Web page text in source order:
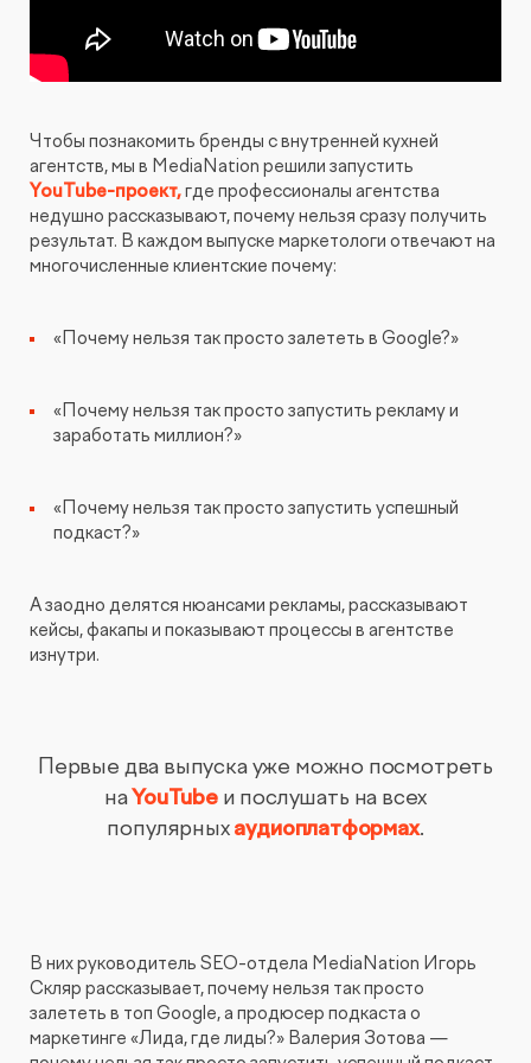
Чтобы познакомить бренды с внутренней кухней
агентств, мы в MediaNation решили запустить
YouTube-проект,где профессионалы агентства
недушно рассказывают, почему нельзя сразу получить
результат. В каждом выпуске маркетологи отвечают на
многочисленные клиентские почему:
«Почему нельзя так просто залететь в Google?»
«Почему нельзя так просто запустить рекламу и
заработать миллион?»
«Почему нельзя так просто запустить успешный
подкаст?»
А заодно делятся нюансами рекламы, рассказывают
кейсы, факапы и показывают процессы в агентстве
изнутри.
Первые два выпуска уже можно посмотреть
наYouTubeи послушать на всех
популярныхаудиоплатформах.
В них руководитель SEO-отдела MediaNation Игорь
Скляр рассказывает, почему нельзя так просто
залететь в топ Google, а продюсер подкаста о
маркетинге «Лида, где лиды?» Валерия Зотова —